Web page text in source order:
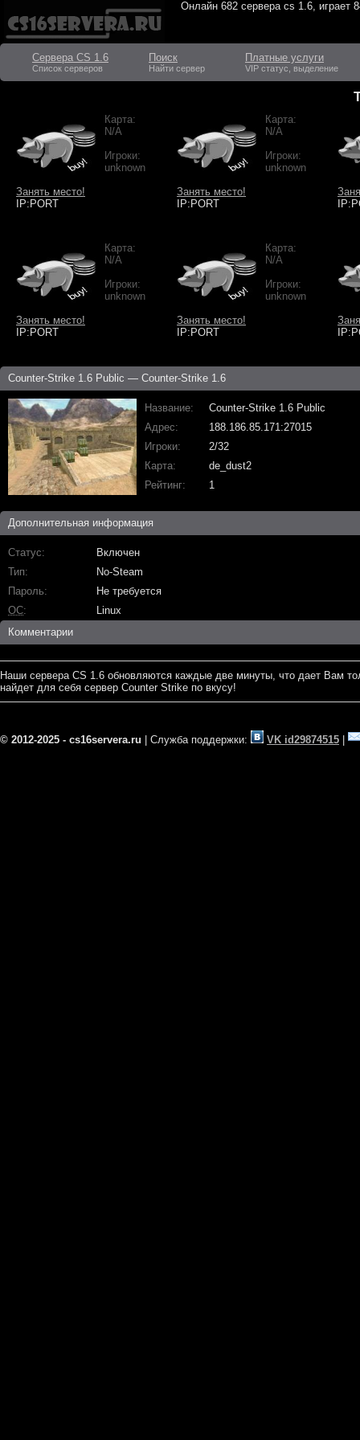
Онлайн 682 сервера cs 1.6, играет
Сервера CS 1.6
Список серверов
Поиск
Найти сервер
Платные услуги
VIP статус, выделение
Карта:
N/A
Игроки:
unknown
Занять место!
IP:PORT
Карта:
N/A
Игроки:
unknown
Занять место!
IP:PORT
Карта:
N/A
Игроки:
unknown
Занять место!
IP:PORT
Карта:
N/A
Игроки:
unknown
Занять место!
IP:PORT
Counter-Strike 1.6 Public — Counter-Strike 1.6
Название
Counter-Strike 1.6 Public
Адрес
188.186.85.171:27015
Игроки
2/32
Карта
de_dust2
Рейтинг
1
Дополнительная информация
Статус
Включен
Тип
No-Steam
Пароль
Не требуется
ОС
Linux
Комментарии
Наши сервера CS 1.6 обновляются каждые две минуты, что дает Вам
найдет для себя сервер Counter Strike по вкусу!
© 2012-2025 - cs16servera.ru | Служба поддержки: VK id29874515